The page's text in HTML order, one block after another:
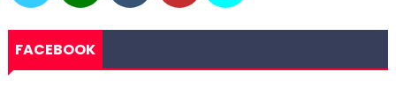
FACEBOOK